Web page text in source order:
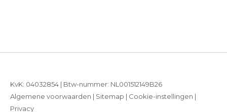
KvK: 04032854 | Btw-nummer: NL001512149B26
Algemene voorwaarden | Sitemap | Cookie-instellingen |
Privacy